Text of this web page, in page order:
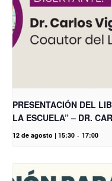
PRESENTACIÓN DEL
LA ESCUELA” – DR.
12 de agosto | 15:30 - 17:00